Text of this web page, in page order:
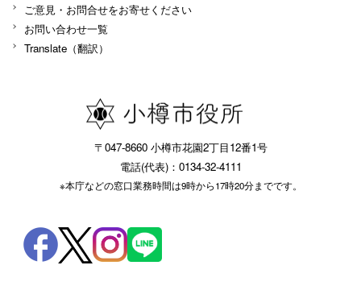
ご意見・お問合せをお寄せください
お問い合わせ一覧
Translate（翻訳）
〒047-8660 小樽市花園2丁目12番1号
電話(代表)：0134-32-4111
※本庁などの窓口業務時間は9時から17時20分までです。